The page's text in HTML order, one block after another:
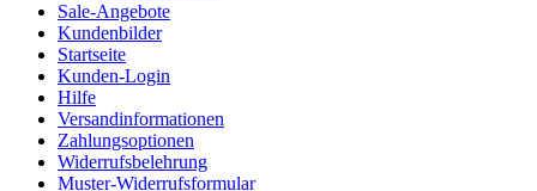
Sale-Angebote
Kundenbilder
Startseite
Kunden-Login
Hilfe
Versandinformationen
Zahlungsoptionen
Widerrufsbelehrung
Muster-Widerrufsformular